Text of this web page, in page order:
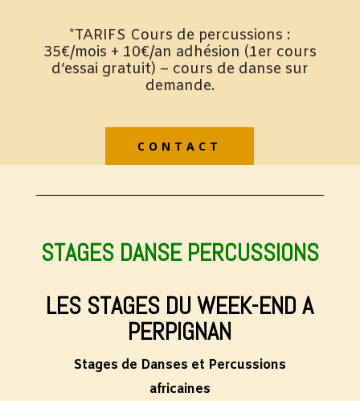
*TARIFS Cours de percussions :
35€/mois + 10€/an adhésion (1er cours
d’essai gratuit) – cours de danse sur
demande.
CONTACT
STAGES DANSE PERCUSSIONS
LES STAGES DU WEEK-END A
PERPIGNAN
Stages de Danses et Percussions
africaines